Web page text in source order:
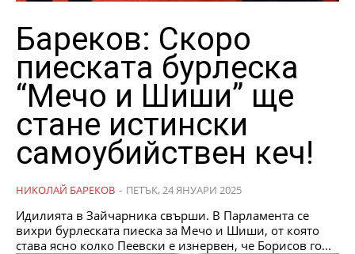
Бареков: Скоро
пиеската бурлеска
“Мечо и Шиши” ще
стане истински
самоубийствен кеч!
НИКОЛАЙ БАРЕКОВ - ПЕТЪК, 24 ЯНУАРИ 2025
Идилията в Зайчарника свърши. В Парламента се
вихри бурлеската пиеска за Мечо и Шиши, от която
става ясно колко Пеевски е изнервен, че Борисов го...